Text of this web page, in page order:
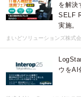
を解決
SELF
実施。
まいどソリューションズ株式
ウをAI